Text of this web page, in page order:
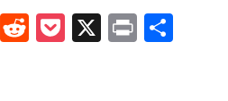
LinkedIn
Reddit
Pocket
X Print